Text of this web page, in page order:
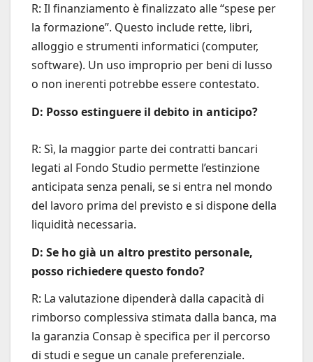
R: Il finanziamento è finalizzato alle “spese per
la formazione”. Questo include rette, libri,
alloggio e strumenti informatici (computer,
software). Un uso improprio per beni di lusso
o non inerenti potrebbe essere contestato.
D: Posso estinguere il debito in anticipo?
R: Sì, la maggior parte dei contratti bancari
legati al Fondo Studio permette l’estinzione
anticipata senza penali, se si entra nel mondo
del lavoro prima del previsto e si dispone della
liquidità necessaria.
D: Se ho già un altro prestito personale,
posso richiedere questo fondo?
R: La valutazione dipenderà dalla capacità di
rimborso complessiva stimata dalla banca, ma
la garanzia Consap è specifica per il percorso
di studi e segue un canale preferenziale.